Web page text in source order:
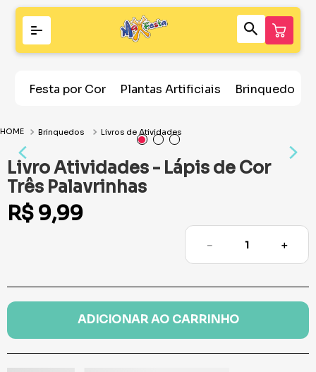
Festa por Cor Plantas Artificiais Brinquedos
Brinquedos Livros de Atividades
Livro Atividades - Lápis de Cor
Três Palavrinhas
R$ 9,99
＋
－
ADICIONAR AO CARRINHO